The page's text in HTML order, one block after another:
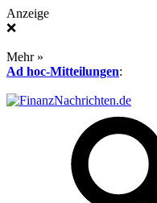
Anzeige
❌
Mehr »
Ad hoc-Mitteilungen: